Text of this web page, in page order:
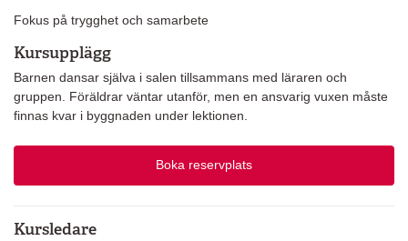
Fokus på trygghet och samarbete
Kursupplägg
Barnen dansar själva i salen tillsammans med läraren och
gruppen. Föräldrar väntar utanför, men en ansvarig vuxen måste
finnas kvar i byggnaden under lektionen.
Boka reservplats
Kursledare